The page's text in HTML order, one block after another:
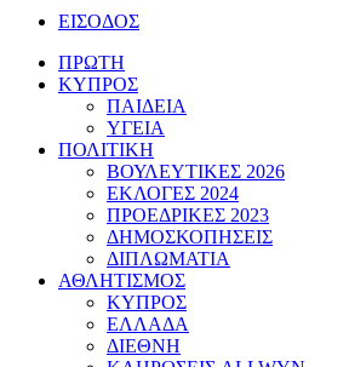
ΕΙΣΟΔΟΣ
ΠΡΩΤΗ
ΚΥΠΡΟΣ
ΠΑΙΔΕΙΑ
ΥΓΕΙΑ
ΠΟΛΙΤΙΚΗ
ΒΟΥΛΕΥΤΙΚΕΣ 2026
ΕΚΛΟΓΕΣ 2024
ΠΡΟΕΔΡΙΚΕΣ 2023
ΔΗΜΟΣΚΟΠΗΣΕΙΣ
ΔΙΠΛΩΜΑΤΙΑ
ΑΘΛΗΤΙΣΜΟΣ
ΚΥΠΡΟΣ
ΕΛΛΑΔΑ
ΔΙΕΘΝΗ